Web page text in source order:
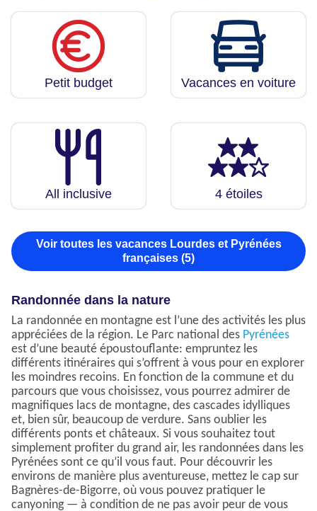
Petit budget Vacances en voiture
All inclusive 4 étoiles
Voir toutes les vacances Lourdes et Pyrénées
françaises (5)
Randonnée dans la nature
La randonnée en montagne est l’une des activités les plus
appréciées de la région. Le Parc national des Pyrénées
est d’une beauté époustouflante: empruntez les
différents itinéraires qui s’offrent à vous pour en explorer
les moindres recoins. En fonction de la commune et du
parcours que vous choisissez, vous pourrez admirer de
magnifiques lacs de montagne, des cascades idylliques
et, bien sûr, beaucoup de verdure. Sans oublier les
différents ponts et châteaux. Si vous souhaitez tout
simplement profiter du grand air, les randonnées dans les
Pyrénées sont ce qu’il vous faut. Pour découvrir les
environs de manière plus aventureuse, mettez le cap sur
Bagnères-de-Bigorre, où vous pouvez pratiquer le
canyoning — à condition de ne pas avoir peur de vous